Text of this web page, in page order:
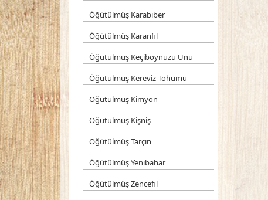
Öğütülmüş Karabiber
Öğütülmüş Karanfil
Öğütülmüş Keçiboynuzu Unu
Öğütülmüş Kereviz Tohumu
Öğütülmüş Kimyon
Öğütülmüş Kişniş
Öğütülmüş Tarçın
Öğütülmüş Yenibahar
Öğütülmüş Zencefil